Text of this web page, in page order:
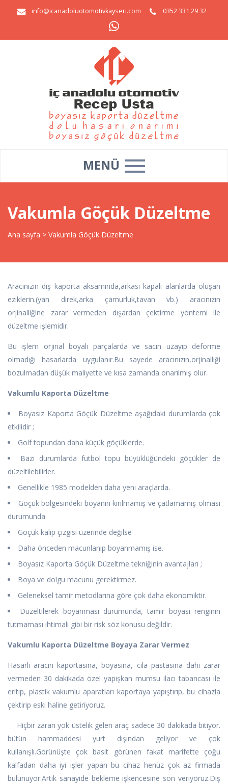
info@icanadoluotomotivkayseri.com 0352 331 29 32
MENÜ
Vakumla Göçük Düzeltme
Ana sayfa > Vakumla Göçük Düzeltme
Aracınızın dış kaporta aksamında,arkası kapalı alanlarda oluşan
eziklerin.(yan direk,arka çamurluk,tavan vb.) aracınızın
orjinalliğine zarar vermeden dışardan çektirme yöntemi ile
düzeltme işlemidir.
Bu işlem orjinal boyalı parçalarda ve sacın uzayıp deforme
olmadığı hasarlarda uygulanır.Bu sayede aracınızın,orjinalliği
bozulmadan düşük maliyette ve kısa zamanda onarılmış olur.
Vakumlu Kaporta Düzeltme
Boyasız Kaporta Göçük Düzeltme aşağıdaki durumlarda çok
etkilidir ;
Golf topundan daha küçük göçüklerde.
Bazı durumlarda futbol topu büyüklüğündeki göçükler de
düzeltilebilirler.
Genellikle 1985 modelden daha yeni araçlarda.
Göçük bölgesindeki boyanın kırılmamış ve çatlamamış olması
durumunda
Göçük kalıp çizgisi üzerinde değilse
Daha önceden macunlanıp boyanmamış ise.
Boyasız Kaporta Göçük Düzeltme tekniğinin avantajları ;
Boya ve dolgu macunu gerektirmez.
Geleneksel tamir metodlarına göre çok daha ekonomiktir.
Düzeltilerek boyanması durumunda, tamir boyası renginin
tutmaması ihtimali gibi bir risk söz konusu değildir.
Vakumlu Kaporta Düzeltme Boyaya Zarar Vermez
Hasarlı aracın kaportasına, boyasına, cila pastasına dahi zarar
vermeden 30 dakikada özel yapışkan mumsu ilacı tabancası ile
eritip, plastik vakumlu aparatları kaportaya yapıştırıp, bu cihazla
çektirip eski haline getiriyoruz.
Hiçbir zararı yok üstelik gelen araç sadece 30 dakikada bitiyor.
bütün hammaddesi yurt dışından geliyor ve çok
kullanışlı.Görünüşte çok basit görünen fakat marifette çoğu
kalfadan daha iyi işler yapan bu cihaz henüz çok az firmada
bulunuyor.Artık sanayide bekleme işkencesine son veriyoruz.Dış